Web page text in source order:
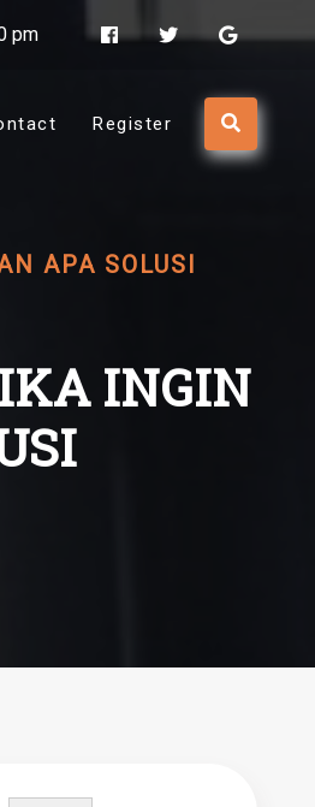
pm
Register
APA SOLUSI
INGIN